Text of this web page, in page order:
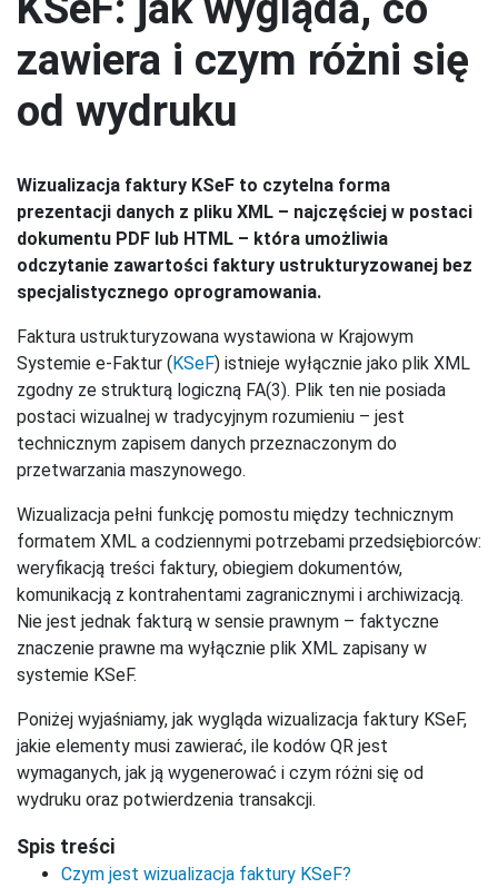
zawiera i czym różni się
od wydruku
Wizualizacja faktury KSeF to czytelna forma
prezentacji danych z pliku XML – najczęściej w postaci
dokumentu PDF lub HTML – która umożliwia
odczytanie zawartości faktury ustrukturyzowanej bez
specjalistycznego oprogramowania.
Faktura ustrukturyzowana wystawiona w Krajowym
Systemie e-Faktur ( KSeF) istnieje wyłącznie jako plik XML
zgodny ze strukturą logiczną FA(3). Plik ten nie posiada
postaci wizualnej w tradycyjnym rozumieniu – jest
technicznym zapisem danych przeznaczonym do
przetwarzania maszynowego.
Wizualizacja pełni funkcję pomostu między technicznym
formatem XML a codziennymi potrzebami przedsiębiorców:
weryfikacją treści faktury, obiegiem dokumentów,
komunikacją z kontrahentami zagranicznymi i archiwizacją.
Nie jest jednak fakturą w sensie prawnym – faktyczne
znaczenie prawne ma wyłącznie plik XML zapisany w
systemie KSeF.
Poniżej wyjaśniamy, jak wygląda wizualizacja faktury KSeF,
jakie elementy musi zawierać, ile kodów QR jest
wymaganych, jak ją wygenerować i czym różni się od
wydruku oraz potwierdzenia transakcji.
Spis treści
Czym jest wizualizacja faktury KSeF?